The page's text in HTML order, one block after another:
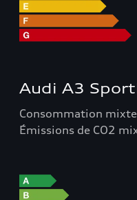
Audi A3
Consommation
Émissions de CO2